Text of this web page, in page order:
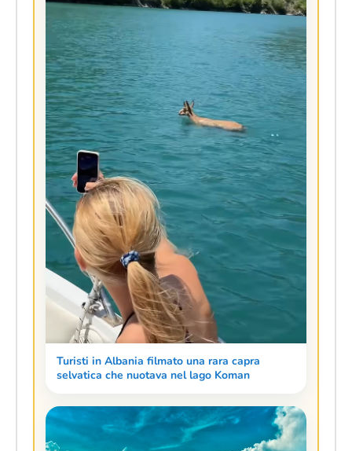
Turisti in Albania filmato una rara capra
selvatica che nuotava nel lago Koman